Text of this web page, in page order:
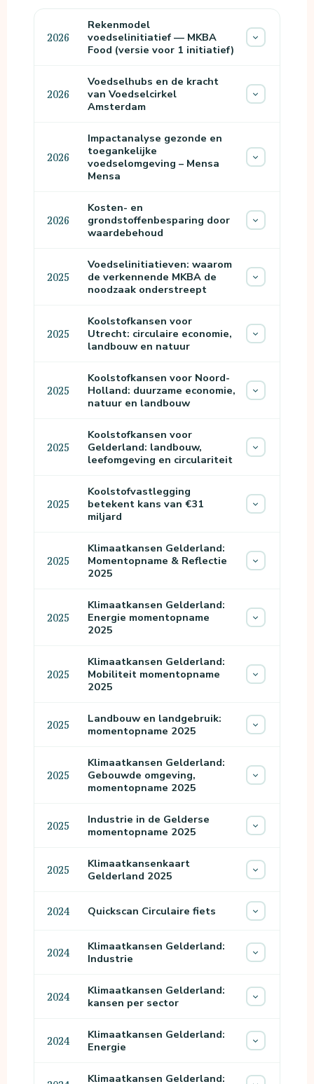
2026
Rekenmodel
voedselinitiatief — MKBA
Food (versie voor 1 initiatief)
2026
Voedselhubs en de kracht
van Voedselcirkel
Amsterdam
2026
Impactanalyse gezonde en
toegankelijke
voedselomgeving – Mensa
Mensa
2026
Kosten- en
grondstoffenbesparing door
waardebehoud
2025
Voedselinitiatieven: waarom
de verkennende MKBA de
noodzaak onderstreept
2025
Koolstofkansen voor
Utrecht: circulaire economie,
landbouw en natuur
2025
Koolstofkansen voor Noord-
Holland: duurzame economie,
natuur en landbouw
2025
Koolstofkansen voor
Gelderland: landbouw,
leefomgeving en circulariteit
2025
Koolstofvastlegging
betekent kans van €31
miljard
2025
Klimaatkansen Gelderland:
Momentopname & Reflectie
2025
2025
Klimaatkansen Gelderland:
Energie momentopname
2025
2025
Klimaatkansen Gelderland:
Mobiliteit momentopname
2025
2025
Landbouw en landgebruik:
momentopname 2025
2025
Klimaatkansen Gelderland:
Gebouwde omgeving,
momentopname 2025
2025
Industrie in de Gelderse
momentopname 2025
2025
Klimaatkansenkaart
Gelderland 2025
2024 Quickscan Circulaire fiets
2024
Klimaatkansen Gelderland:
Industrie
2024
Klimaatkansen Gelderland:
kansen per sector
2024
Klimaatkansen Gelderland:
Energie
Klimaatkansen Gelderland: